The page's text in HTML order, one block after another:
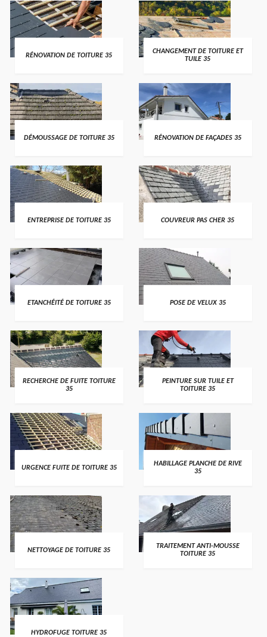
RÉNOVATION DE TOITURE 35
CHANGEMENT DE TOITURE ET
TUILE 35
DÉMOUSSAGE DE TOITURE 35 RÉNOVATION DE FAÇADES 35
ENTREPRISE DE TOITURE 35 COUVREUR PAS CHER 35
ETANCHÉITÉ DE TOITURE 35 POSE DE VELUX 35
RECHERCHE DE FUITE TOITURE
35
PEINTURE SUR TUILE ET
TOITURE 35
URGENCE FUITE DE TOITURE 35
HABILLAGE PLANCHE DE RIVE
35
NETTOYAGE DE TOITURE 35
TRAITEMENT ANTI-MOUSSE
TOITURE 35
HYDROFUGE TOITURE 35